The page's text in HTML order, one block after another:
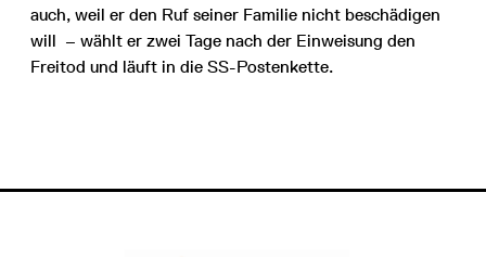
auch, weil er den Ruf seiner Familie nicht beschädigen
will – wählt er zwei Tage nach der Einweisung den
Freitod und läuft in die SS-Postenkette.